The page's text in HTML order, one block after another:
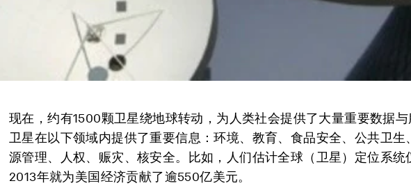
现在，约有1500颗卫星绕地球转动，为人类社会提供了大量重要数据与
卫星在以下领域内提供了重要信息：环境、教育、食品安全、公共卫生
源管理、人权、赈灾、核安全。比如，人们估计全球（卫星）定位系统
2013年就为美国经济贡献了逾550亿美元。